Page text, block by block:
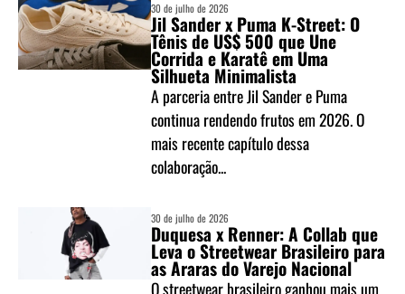
30 de julho de 2026
Jil Sander x Puma K-Street: O
Tênis de US$ 500 que Une
Corrida e Karatê em Uma
Silhueta Minimalista
A parceria entre Jil Sander e Puma
continua rendendo frutos em 2026. O
mais recente capítulo dessa
colaboração...
30 de julho de 2026
Duquesa x Renner: A Collab que
Leva o Streetwear Brasileiro para
as Araras do Varejo Nacional
O streetwear brasileiro ganhou mais um